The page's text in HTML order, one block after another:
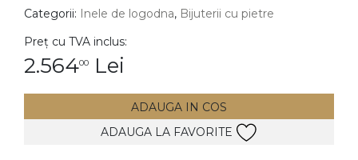
Cercei
Categorii: Inele de logodna, Bijuterii cu pietre
Preț cu TVA inclus:
2.56400 Lei
ADAUGA IN COS
ADAUGA LA FAVORITE